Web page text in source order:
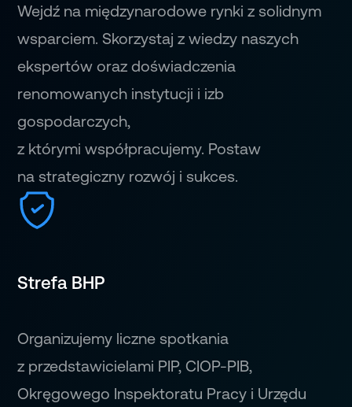
Wejdź na międzynarodowe rynki z solidnym
wsparciem. Skorzystaj z wiedzy naszych
ekspertów oraz doświadczenia
renomowanych instytucji i izb
gospodarczych,
z którymi współpracujemy. Postaw
na strategiczny rozwój i sukces.
Strefa BHP
Organizujemy liczne spotkania
z przedstawicielami PIP, CIOP-PIB,
Okręgowego Inspektoratu Pracy i Urzędu